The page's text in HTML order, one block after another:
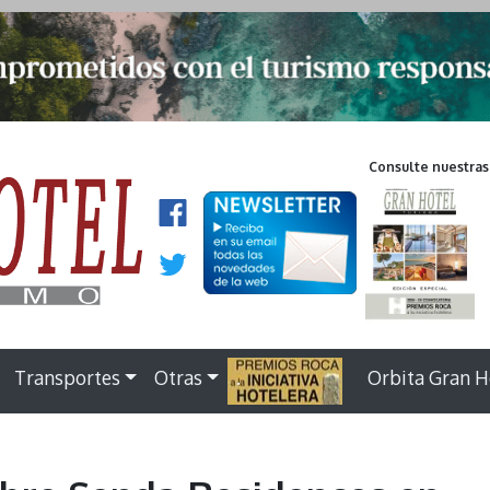
Consulte
Transportes Otras . Orbita Gran